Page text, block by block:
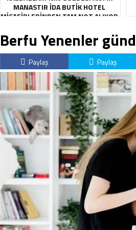
MANASTIR İDA BUTIK HOTEL
MISAFIRLERINDEN TAM NOT ALIYOR
Berfu Yenenler
Paylaş Paylaş